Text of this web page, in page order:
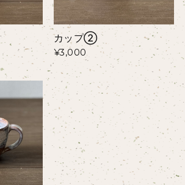
カップ②
¥3,000